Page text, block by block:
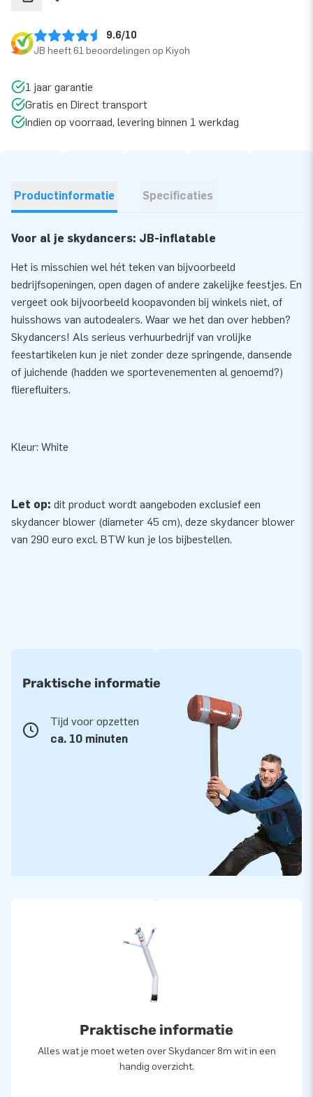
9.6/10
JB heeft 61 beoordelingen op Kiyoh
1 jaar garantie
Gratis en Direct transport
Indien op voorraad, levering binnen 1 werkdag
Productinformatie Specificaties
Voor al je skydancers: JB-inflatable
Het is misschien wel hét teken van bijvoorbeeld
bedrijfsopeningen, open dagen of andere zakelijke feestjes. En
vergeet ook bijvoorbeeld koopavonden bij winkels niet, of
huisshows van autodealers. Waar we het dan over hebben?
Skydancers! Als serieus verhuurbedrijf van vrolijke
feestartikelen kun je niet zonder deze springende, dansende
of juichende (hadden we sportevenementen al genoemd?)
flierefluiters.
Kleur: White
Let op: dit product wordt aangeboden exclusief een
skydancer blower (diameter 45 cm), deze skydancer blower
van 290 euro excl. BTW kun je los bijbestellen.
Praktische informatie
Tijd voor opzetten
ca. 10 minuten
Praktische informatie
Alles wat je moet weten over Skydancer 8m wit in een
handig overzicht.